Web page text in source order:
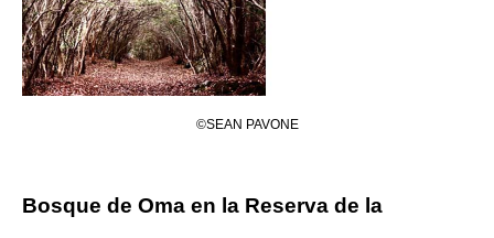
©SEAN PAVONE
Bosque de Oma en la Reserva de la